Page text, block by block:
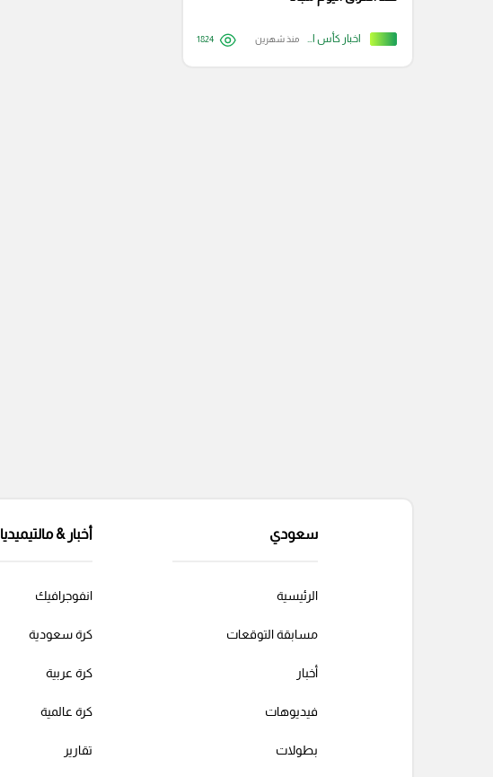
اخبار كأس العالم منذ شهرين 1824
سعودي
الرئيسية
مسابقة التوقعات
أخبار
فيديوهات
بطولات
أخبار & مالتيميديا
انفوجرافيك
كرة سعودية
كرة عربية
كرة عالمية
تقارير